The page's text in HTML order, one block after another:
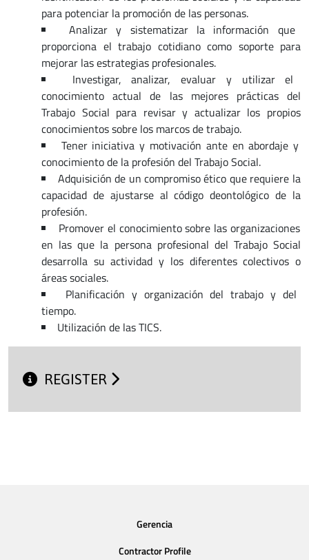
para potenciar la promoción de las personas.
Analizar y sistematizar la información que
proporciona el trabajo cotidiano como soporte para
mejorar las estrategias profesionales.
Investigar, analizar, evaluar y utilizar el
conocimiento actual de las mejores prácticas del
Trabajo Social para revisar y actualizar los propios
conocimientos sobre los marcos de trabajo.
Tener iniciativa y motivación ante en abordaje y
conocimiento de la profesión del Trabajo Social.
Adquisición de un compromiso ético que requiere la
capacidad de ajustarse al código deontológico de la
profesión.
Promover el conocimiento sobre las organizaciones
en las que la persona profesional del Trabajo Social
desarrolla su actividad y los diferentes colectivos o
áreas sociales.
Planificación y organización del trabajo y del
tiempo.
Utilización de las TICS.
REGISTER
Gerencia
Contractor Profile